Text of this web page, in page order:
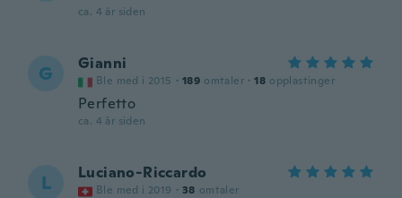
ca. 4 år siden
G Gianni
Ble med i 2015 · 189 omtaler · 18 opplastinger
Perfetto
ca. 4 år siden
L Luciano-Riccardo
Ble med i 2019 · 38 omtaler